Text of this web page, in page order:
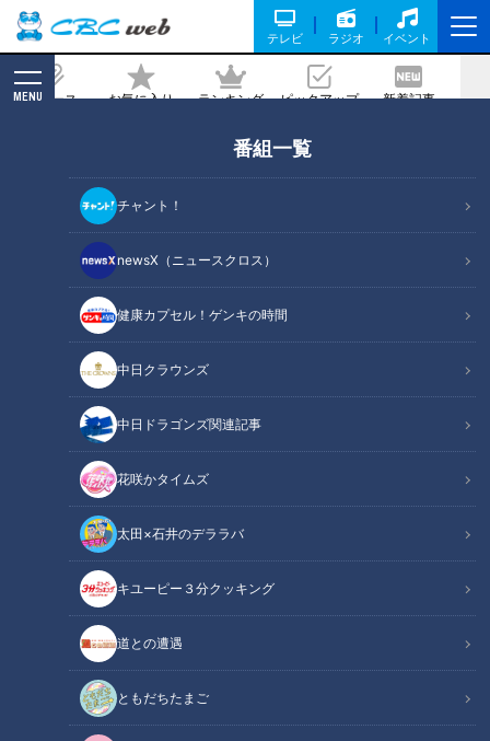
テレビ ラジオ イベント
ニュース お気に入り ランキング ピックアップ 新着記事
MENU
番組一覧
チャント！
newsX（ニュースクロス）
健康カプセル！ゲンキの時間
中日クラウンズ
中日ドラゴンズ関連記事
花咲かタイムズ
太田×石井のデララバ
キユーピー３分クッキング
道との遭遇
ともだちたまご
パーク 万川集海
2026/01/14 17:01
動画配信期限 2027年3月31日（水）23:59まで
チャント！
「よしお兄さんのもっと“みえ”推し！」動画
子どもの頃の夢は忍者になること！？